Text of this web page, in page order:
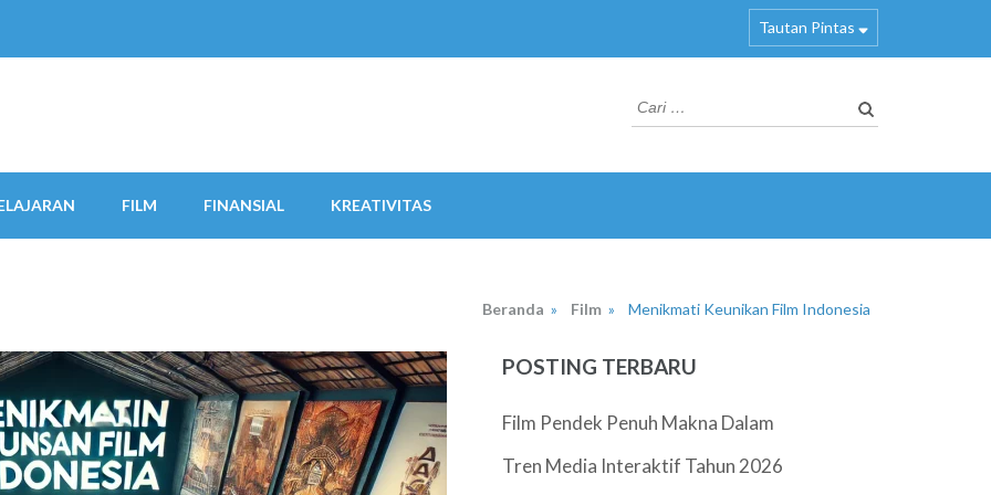
Tautan Pintas
Cari
untuk:
FILM FINANSIAL KREATIVITAS
Beranda » Film » Menikmati Keunikan Film Indonesia
POSTING TERBARU
Film Pendek Penuh Makna Dalam
Tren Media Interaktif Tahun 2026